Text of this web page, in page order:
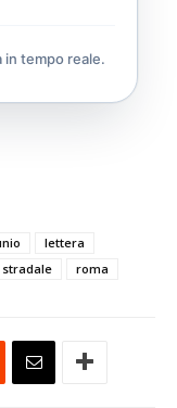
tempo reale.
lettera
roma